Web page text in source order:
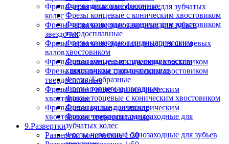
Фрезы червячные однозаходные для зубчатых
колес
Фрезы червячные однозаходные для зубьев
звездочек
Фрезы червячные однозаходные для шлицевых
валов
Фрезы шпоночные с коническим хвостовиком
Фрезы шпоночные с коническим хвостовиком
твердосплавные
Фрезы шпоночные с цилиндрическим
хвостовиком
Фрезы шпоночные с цилиндрическим
хвостовиком твердосплавные
9.Развертки
Развертки конические 1:30
Фрезы дисковые фасонные
Фрезы концевые с коническим хвостовиком
Фрезы концевые с коническим хвостовиком
твердосплавные
Фрезы концевые с цилиндрическим
хвостовиком
Фрезы концевые с цилиндрическим
хвостовиком твердосплавные
Фрезы Т-образные
Фрезы торцевые насадные
Фрезы торцевые с коническим хвостовиком
Фрезы цилиндрические
Фрезы червячные однозаходные для
зубчатых колес
Фрезы червячные однозаходные для зубьев